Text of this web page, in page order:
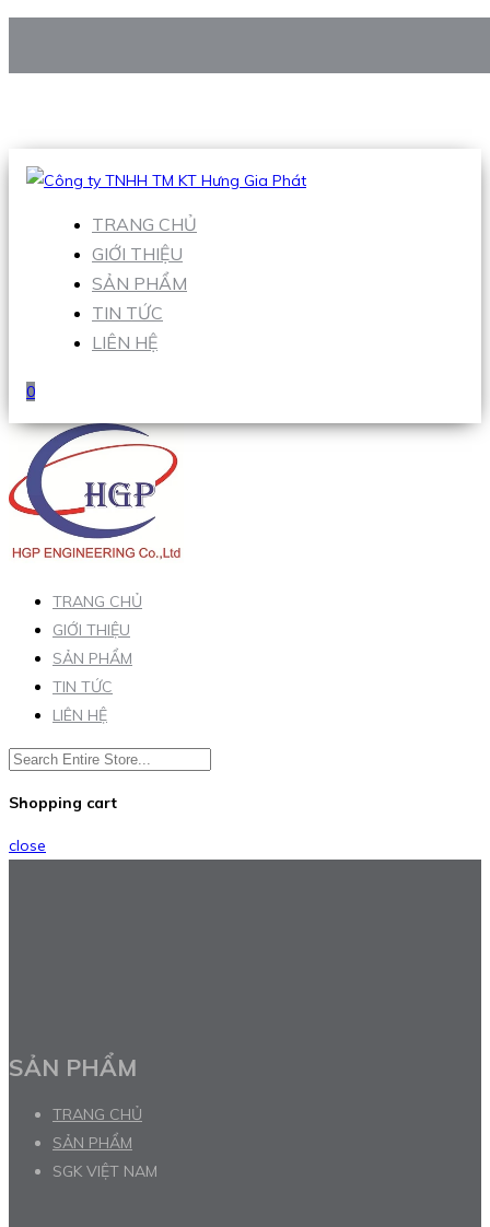
Hotline:0938 906 663
TRANG CHỦ
GIỚI THIỆU
SẢN PHẨM
TIN TỨC
LIÊN HỆ
0
TRANG CHỦ
GIỚI THIỆU
SẢN PHẨM
TIN TỨC
LIÊN HỆ
Shopping cart
close
SẢN PHẨM
TRANG CHỦ
SẢN PHẨM
SGK VIỆT NAM